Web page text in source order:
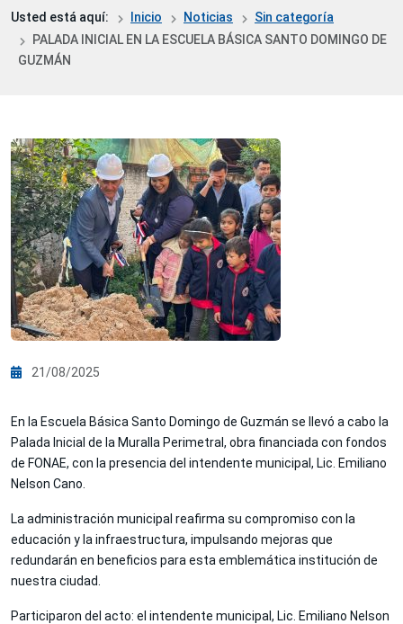
Usted está aquí: Inicio Noticias
Sin categoría
PALADA INICIAL EN LA ESCUELA BÁSICA SANTO DOMINGO DE
GUZMÁN
21/08/2025
En la Escuela Básica Santo Domingo de Guzmán se llevó a cabo la
Palada Inicial de la Muralla Perimetral, obra financiada con fondos
de FONAE, con la presencia del intendente municipal, Lic. Emiliano
Nelson Cano.
La administración municipal reafirma su compromiso con la
educación y la infraestructura, impulsando mejoras que
redundarán en beneficios para esta emblemática institución de
nuestra ciudad.
Participaron del acto: el intendente municipal, Lic. Emiliano Nelson